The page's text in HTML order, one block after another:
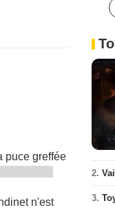
puce greffée
n'est
2.
3.